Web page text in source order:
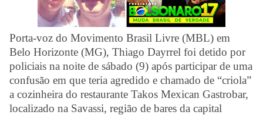
Porta-voz do Movimento Brasil Livre (MBL) em
Belo Horizonte (MG), Thiago Dayrrel foi detido por
policiais na noite de sábado (9) após participar de uma
confusão em que teria agredido e chamado de “criola”
a cozinheira do restaurante Takos Mexican Gastrobar,
localizado na Savassi, região de bares da capital